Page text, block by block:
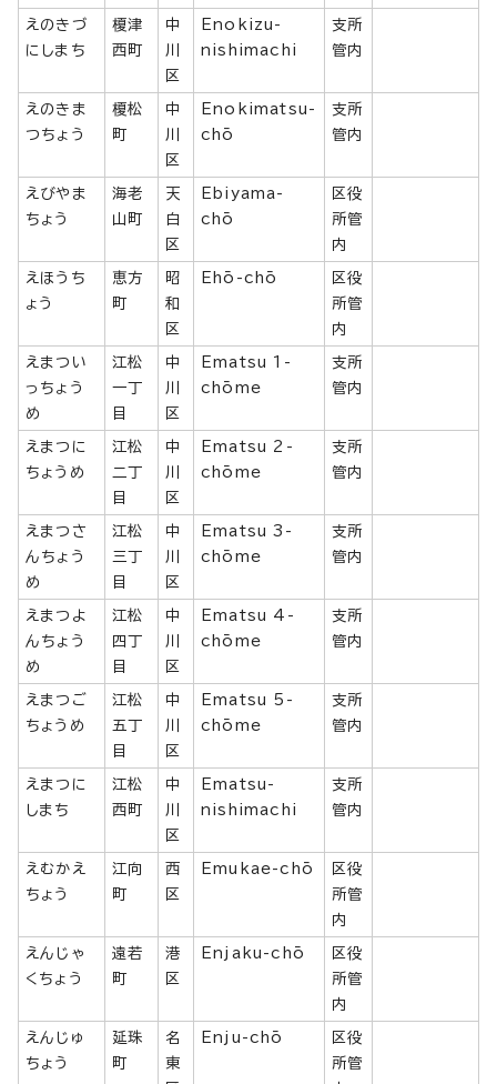
えのきづ
にしまち
榎津
西町
中
川
区
Enokizu-
nishimachi
支所
管内
えのきま
つちょう
榎松
町
中
川
区
Enokimatsu-
chō
支所
管内
えびやま
ちょう
海老
山町
天
白
区
Ebiyama-
chō
区役
所管
内
えほうち
ょう
恵方
町
昭
和
区
Ehō-chō
区役
所管
内
えまつい
っちょう
め
江松
一丁
目
中
川
区
Ematsu 1-
chōme
支所
管内
えまつに
ちょうめ
江松
二丁
目
中
川
区
Ematsu 2-
chōme
支所
管内
えまつさ
んちょう
め
江松
三丁
目
中
川
区
Ematsu 3-
chōme
支所
管内
えまつよ
んちょう
め
江松
四丁
目
中
川
区
Ematsu 4-
chōme
支所
管内
えまつご
ちょうめ
江松
五丁
目
中
川
区
Ematsu 5-
chōme
支所
管内
えまつに
しまち
江松
西町
中
川
区
Ematsu-
nishimachi
支所
管内
えむかえ
ちょう
江向
町
西
区
Emukae-chō
区役
所管
内
えんじゃ
くちょう
遠若
町
港
区
Enjaku-chō
区役
所管
内
えんじゅ
ちょう
延珠
町
名
東
Enju-chō
区役
所管